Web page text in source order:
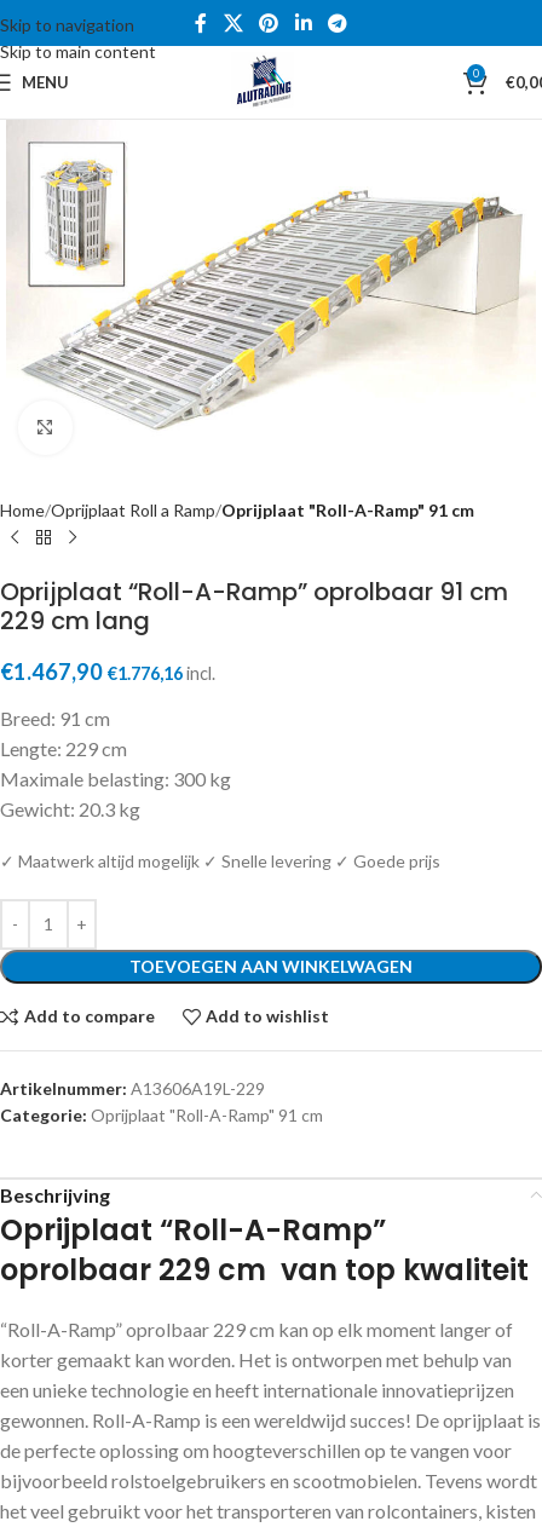
Skip to navigation
Skip to main content
MENU 0 €
Click to enlarge
Home Oprijplaat Roll a Ramp Oprijplaat "Roll-A-Ramp" 91 cm
Oprijplaat “Roll-A-Ramp” oprolbaar 91 cm
229 cm lang
€1.467,90 €1.776,16incl.
Breed: 91 cm
Lengte: 229 cm
Maximale belasting: 300 kg
Gewicht: 20.3 kg
✓ Maatwerk altijd mogelijk ✓ Snelle levering ✓ Goede prijs
TOEVOEGEN AAN WINKELWAGEN
Add to compare Add to wishlist
Artikelnummer: A13606A19L-229
Categorie: Oprijplaat "Roll-A-Ramp" 91 cm
Beschrijving
Oprijplaat “Roll-A-Ramp”
oprolbaar 229 cm van top kwaliteit
“Roll-A-Ramp” oprolbaar 229 cm kan op elk moment langer of
korter gemaakt kan worden. Het is ontworpen met behulp van
een unieke technologie en heeft internationale innovatieprijzen
gewonnen. Roll-A-Ramp is een wereldwijd succes! De oprijplaat is
de perfecte oplossing om hoogteverschillen op te vangen voor
bijvoorbeeld rolstoelgebruikers en scootmobielen. Tevens wordt
het veel gebruikt voor het transporteren van rolcontainers, kisten